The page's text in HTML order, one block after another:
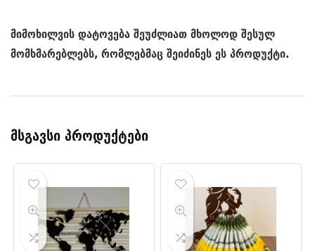
მიმოხილვის დატოვება შეუძლიათ მხოლოდ შესულ
მომხმარებლებს, რომლებმაც შეიძინეს ეს პროდუქტი.
მსგავსი პროდუქტები